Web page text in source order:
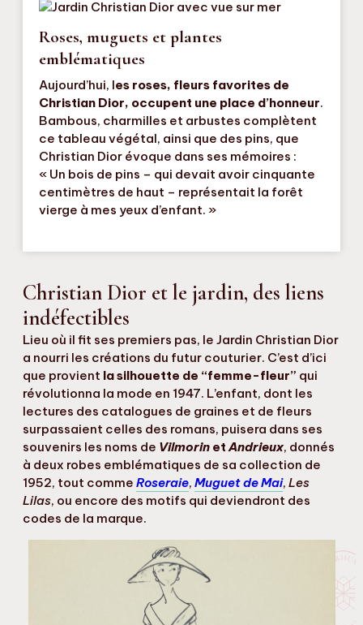
Roses, muguets et plantes
emblématiques
Aujourd’hui, les roses, fleurs favorites de
Christian Dior, occupent une place d’honneur.
Bambous, charmilles et arbustes complètent
ce tableau végétal, ainsi que des pins, que
Christian Dior évoque dans ses mémoires :
« Un bois de pins – qui devait avoir cinquante
centimètres de haut – représentait la forêt
vierge à mes yeux d’enfant. »
Christian Dior et le jardin, des liens
indéfectibles
Lieu où il fit ses premiers pas, le Jardin Christian Dior
a nourri les créations du futur couturier. C’est d’ici
que provient la silhouette de “femme-fleur” qui
révolutionna la mode en 1947. L’enfant, dont les
lectures des catalogues de graines et de fleurs
surpassaient celles des romans, puisera dans ses
souvenirs les noms de Vilmorin etAndrieux, donnés
à deux robes emblématiques de sa collection de
1952, tout comme Roseraie, Muguet de Mai, Les
Lilas, ou encore des motifs qui deviendront des
codes de la marque.